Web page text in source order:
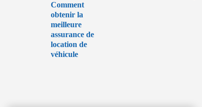
Comment
obtenir la
meilleure
assurance de
location de
véhicule